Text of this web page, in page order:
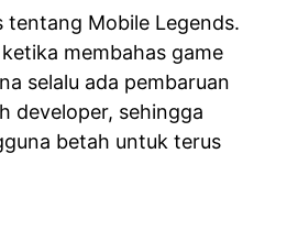
tentang Mobile Legends.
membahas game
selalu ada pembaruan
developer, sehingga
betah untuk terus